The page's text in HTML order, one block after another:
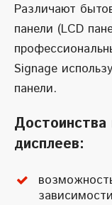
Различают
панели (LCD
Signage
панели.
дисплеев: